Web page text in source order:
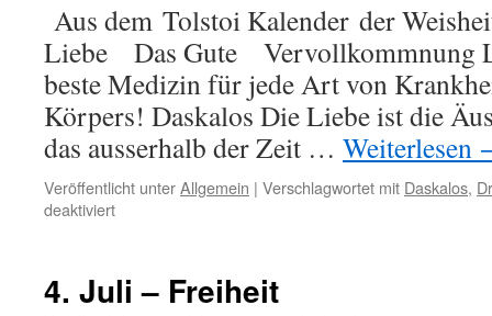
Aus dem Tolstoi Kalender der
Liebe Das Gute Vervollkommnung
beste Medizin für jede Art von
Körpers! Daskalos Die Liebe ist die
das ausserhalb der Zeit … Weiterlesen
Veröffentlicht unterAllgemein | Verschlagwortet mit Daskalos,
deaktiviertfür
Liebe
4. Juli – Freiheit